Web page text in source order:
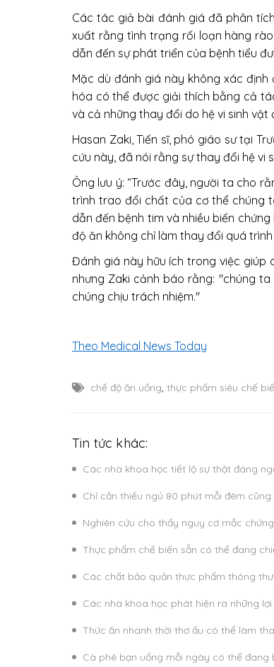
Các tác giả bài đánh giá đã phân
xuất rằng tình trạng rối loạn hàng
dẫn đến sự phát triển của bệnh tiểu
Mặc dù đánh giá này không xác
hóa có thể được giải thích bằng cả
và cả những thay đổi do hệ vi sinh
Hasan Zaki, Tiến sĩ, phó giáo sư tại
cứu này, đã nói rằng sự thay đổi hệ
Ông lưu ý: “Trước đây, người ta cho
trình trao đổi chất của cơ thể chúng
dẫn đến bệnh tim và nhiều biến
độ ăn không chỉ làm thay đổi quá
Đánh giá này hữu ích trong việc giúp
nhưng Zaki cảnh báo rằng: "chúng
chúng chịu trách nhiệm."
Theo Medical News Today
chế độ ăn uống, thực phẩm siêu chế
Tin tức khác:
Các nhà khoa học tiết lộ sự thật đáng
Chỉ cần thiếu ngủ 80 phút mỗi đêm
Nghiên cứu cho thấy nguy cơ mắc
Thực phẩm chế biến sẵn có thể đang
Các chất bảo quản thực phẩm thông
Các nhà khoa học phát hiện ra những
Thức ăn nhanh thời thơ ấu có thể làm
Cà phê bạn uống mỗi ngày có thể đang